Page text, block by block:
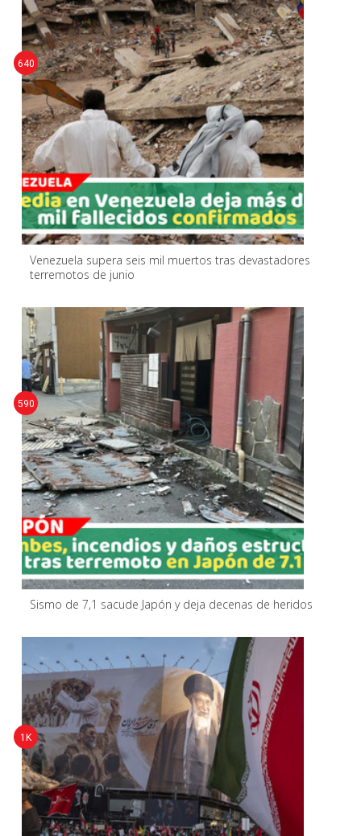
Venezuela supera seis mil muertos tras devastadores
terremotos de junio
640
Sismo de 7,1 sacude Japón y deja decenas de heridos
590
1K